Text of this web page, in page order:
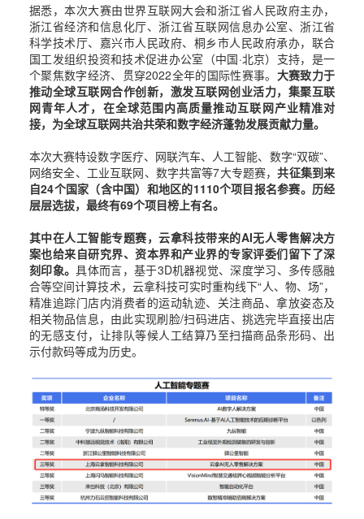
据悉，本次大赛由世界互联网大会和浙江省人民政府主办，
浙江省经济和信息化厅、浙江省互联网信息办公室、浙江省
科学技术厅、嘉兴市人民政府、桐乡市人民政府承办，联合
国工发组织投资和技术促进办公室（中国·北京）支持，是一
个聚焦数字经济、贯穿2022全年的国际性赛事。 大赛致力于
推动全球互联网合作创新，激发互联网创业活力，集聚互联
网青年人才，在全球范围内高质量推动互联网产业精准对
接，为全球互联网共治共荣和数字经济蓬勃发展贡献力量。
本次大赛特设数字医疗、网联汽车、人工智能、数字“双碳”、
网络安全、工业互联网、数字共富等7大专题赛，共征集到来
自24个国家（含中国）和地区的1110个项目报名参赛。历经
层层选拔，最终有69个项目榜上有名。
其中在人工智能专题赛，云拿科技带来的AI无人零售解决方
案也给来自研究界、资本界和产业界的专家评委们留下了深
刻印象。具体而言，基于3D机器视觉、深度学习、多传感融
合等空间计算技术，云拿科技可实时重构线下“人、物、场”，
精准追踪门店内消费者的运动轨迹、关注商品、拿放姿态及
相关物品信息，由此实现刷脸/扫码进店、挑选完毕直接出店
的无感支付，让排队等候人工结算乃至扫描商品条形码、出
示付款码等成为历史。